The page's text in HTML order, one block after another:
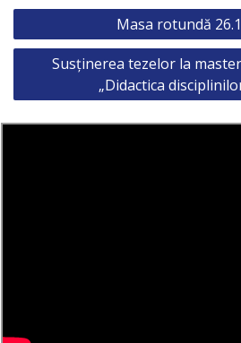
Post
navigation
Masa rotundă
Susținerea tezelor la
„Didactica